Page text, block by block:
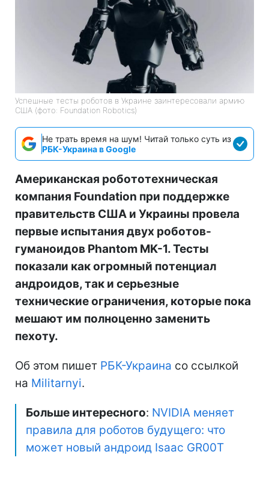
Успешные тесты роботов в Украине заинтересовали армию
США (фото: Foundation Robotics)
Не трать время на шум! Читай только суть из
РБК-Украина в Google
Американская робототехническая
компания Foundation при поддержке
правительств США и Украины провела
первые испытания двух роботов-
гуманоидов Phantom MK-1. Тесты
показали как огромный потенциал
андроидов, так и серьезные
технические ограничения, которые пока
мешают им полноценно заменить
пехоту.
Об этом пишет РБК-Украина со ссылкой
на Militarnyi.
Больше интересного: NVIDIA меняет
правила для роботов будущего: что
может новый андроид Isaac GR00T